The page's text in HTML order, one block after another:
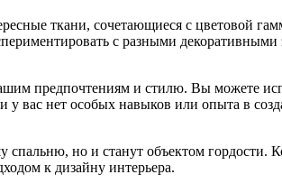
ткани, сочетающиеся с цветовой
с разными декоративными
предпочтениям и стилю. Вы можете
вас нет особых навыков или опыта в
но и станут объектом гордости.
к дизайну интерьера.